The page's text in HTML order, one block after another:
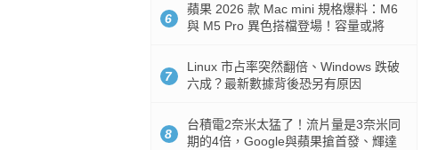
6
蘋果 2026 款 Mac mini 規格爆料：M6
與 M5 Pro 異色搭檔登場！容量或將
7
Linux 市占率突然翻倍、Windows 跌破
六成？最新數據背後恐另有原因
8
台積電2奈米太猛了！流片量是3奈米同
期的4倍，Google與蘋果搶首發、輝達